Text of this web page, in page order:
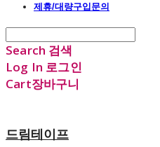
제휴/대량구입문의
Search 검색
Log In 로그인
Cart장바구니
드림테이프